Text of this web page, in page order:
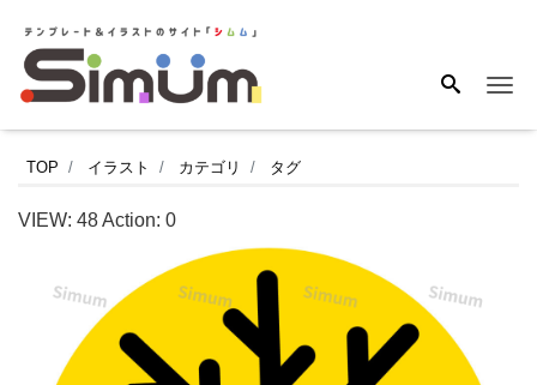
結
晶
TOP イラスト カテゴリ タグ
VIEW: 48Action: 0